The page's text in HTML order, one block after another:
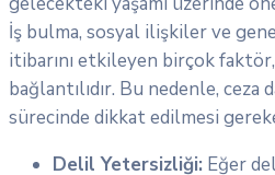
İş bulma, sosyal ilişkiler ve
itibarını etkileyen birçok
bağlantılıdır. Bu nedenle, ceza
sürecinde dikkat edilmesi
Delil Yetersizliği: Eğer